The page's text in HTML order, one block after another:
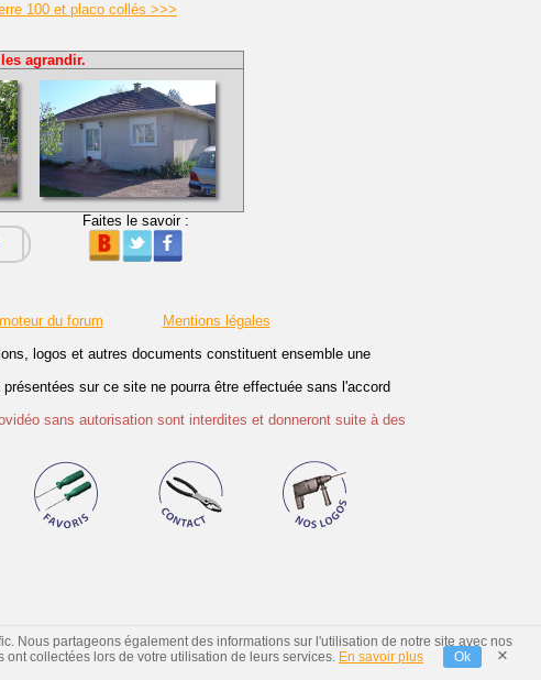
100 et placo collés >>>
agrandir.
Faites le savoir :
du forum
Mentions légales
logos et autres documents constituent ensemble une
sur ce site ne pourra être effectuée sans l'accord
sans autorisation sont interdites et donneront suite à des
Nous partageons également des informations sur l'utilisation de notre site avec nos
collectées lors de votre utilisation de leurs services.
En savoir plus Ok ×